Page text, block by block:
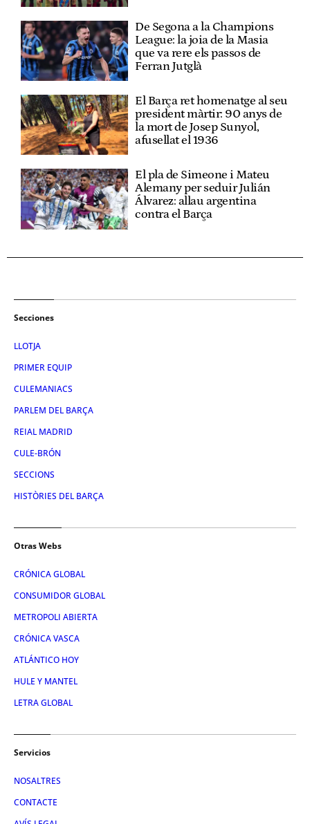
De Segona a la Champions
League: la joia de la Masia
que va rere els passos de
Ferran Jutglà
El Barça ret homenatge al seu
president màrtir: 90 anys de
la mort de Josep Sunyol,
afusellat el 1936
El pla de Simeone i Mateu
Alemany per seduir Julián
Álvarez: allau argentina
contra el Barça
Secciones
LLOTJA
PRIMER EQUIP
CULEMANIACS
PARLEM DEL BARÇA
REIAL MADRID
CULE-BRÓN
SECCIONS
HISTÒRIES DEL BARÇA
Otras Webs
CRÓNICA GLOBAL
CONSUMIDOR GLOBAL
METROPOLI ABIERTA
CRÓNICA VASCA
ATLÁNTICO HOY
HULE Y MANTEL
LETRA GLOBAL
Servicios
NOSALTRES
CONTACTE